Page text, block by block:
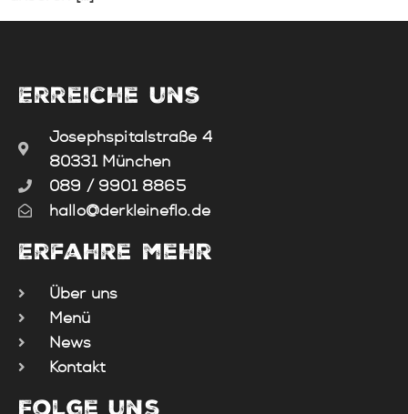
Erreiche uns
Josephspitalstraße 4
80331 München
089 / 9901 8865
hallo@derkleineflo.de
Erfahre mehr
Über uns
Menü
News
Kontakt
Folge uns